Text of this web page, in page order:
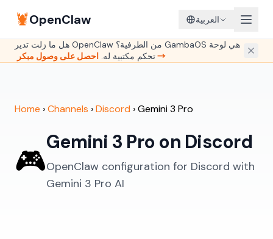
🦞OpenClaw العربية
هل ما زلت تدير OpenClaw من الطرفية؟ GambaOS هي لوحة
تحكم مكتبية له.احصل على وصول مبكر →
Home ›Channels ›Discord ›Gemini 3 Pro
🎮
Gemini 3 Pro on Discord
OpenClaw configuration for Discord with
Gemini 3 Pro AI